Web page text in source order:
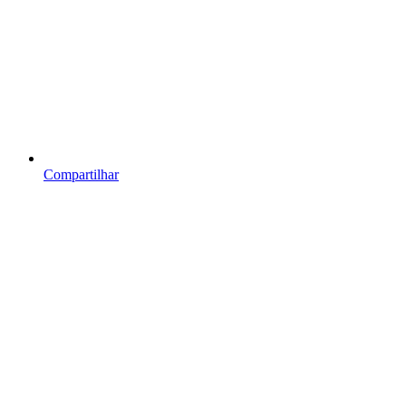
Compartilhar